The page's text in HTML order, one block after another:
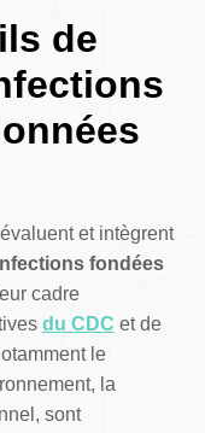
de
et intègrent
fondées
cadre
du CDC et de
le
la
sont